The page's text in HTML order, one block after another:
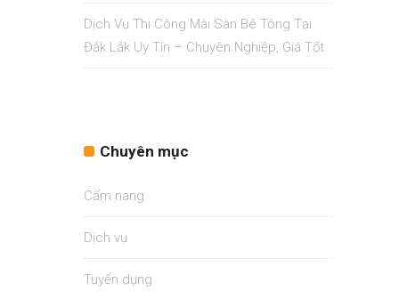
Dịch Vụ Thi Công Mài Sàn Bê Tông Tại
Đắk Lắk Uy Tín – Chuyên Nghiệp, Giá Tốt
Chuyên mục
Cẩm nang
Dịch vụ
Tuyển dụng